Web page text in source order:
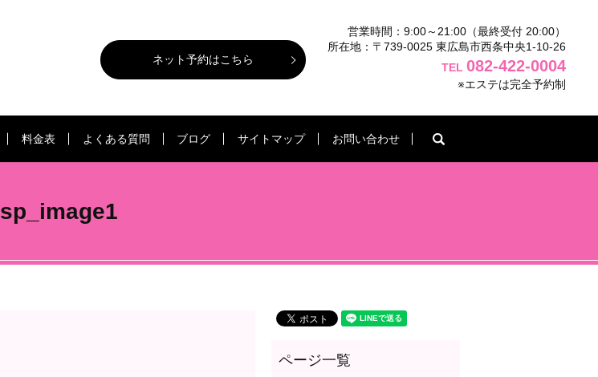
ネット予約はこちら
営業時間：9:00～21:00（最終受付 20:00）
所在地：〒739-0025 東広島市西条中央1-10-26
TEL 082-422-0004
※エステは完全予約制
料金表 よくある質問 ブログ サイトマップ お問い合わせ
sp_image1